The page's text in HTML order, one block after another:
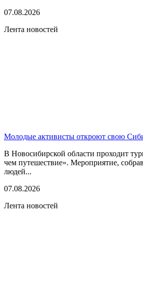
07.08.2026
Лента новостей
Молодые активисты откроют свою
В Новосибирской области проходит
чем путешествие». Мероприятие,
людей...
07.08.2026
Лента новостей